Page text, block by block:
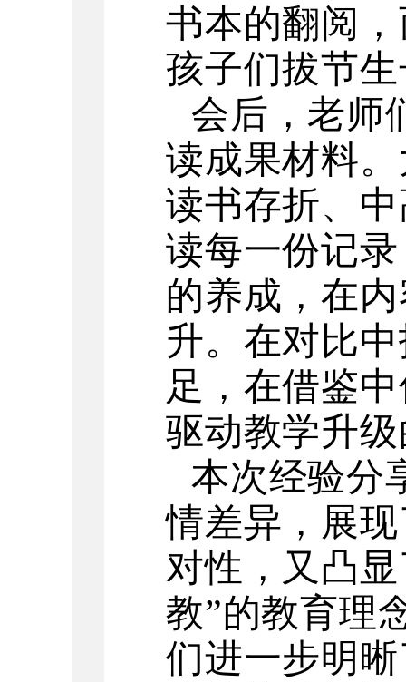
书本的翻阅
孩子们拔节
会后，老师
读成果材料
读书存折、
读每一份记
的养成，在
升。在对比
足，在借鉴
驱动教学升
本次经验分
情差异，展
对性，又凸
教”的教育理
们进一步明